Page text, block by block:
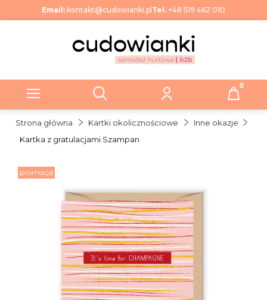
Email: kontakt@cudowianki.pl Tel. +48 519 462 010
Strona główna Kartki okolicznościowe
Inne okazje
Kartka z gratulacjami Szampan
promocja